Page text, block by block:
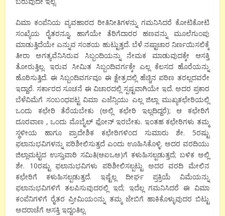
ವಿಮಾ ಕಂಪೆನಿಯ ವ್ಯವಹಾರದ ರೀತಿನೀತಿಗಳನ್ನು ಗಮನಿಸಿದರೆ ಕೋಟಿಕೋಟಿ
ಸಂಖ್ಯೆಯ ರೈತರನ್ನೂ, ಹಾಗೆಯೇ ತೆರಿಗೆದಾರರ ಹಣವನ್ನು ಮೂಲೆಗುಂಪು
ಮಾಡುತ್ತಿದೆಯೇ ಎನ್ನುವ ಸಂಶಯ ಹುಟ್ಟುತ್ತದೆ. ಬೆಳೆ ನಷ್ಟಾಚಾರ ನಿರ್ಣಯಿಸಲಿಕ್ಕೆ
ತೀರಾ ಅಗತ್ಯವೆನಿಸಿರುವ ಸಿಬ್ಬಂದಿಯನ್ನು ನೇಮಕ ಮಾಡುವುದಕ್ಕೇ ಆಸಕ್ತಿ
ತೋರುತ್ತಿಲ್ಲ. ಇರುವ ಸೀಮಿತ ಸಿಬ್ಬಂದಿವರ್ಗಕ್ಕೇ ಎಲ್ಲ ಕೆಲಸದ ಹೊರೆಯನ್ನು
ಹೊರಿಸುತ್ತಿದೆ. ಈ ಸಿಬ್ಬಂದಿವರ್ಗವೂ ಈ ಕ್ಷೇತ್ರದಲ್ಲಿ ಹೆಚ್ಚಿನ ಪರಿಣ ತರಲ್ಲದವರೇ
ಇದ್ದಾರೆ. ಸರ್ಕಾರದ ಸೂಚನೆ ಈ ವಿಚಾರದಲ್ಲಿ ಸ್ಪಷ್ಟವಾಗಿಯೇ ಇದೆ. ಅದರ ಪ್ರಕಾರ
ಬೆಳೆವಿಮೆಗೆ ಸಂಬಂಧಪಟ್ಟ ವಿಮಾ ಎಜೆನ್ಸಿಯು ಎಲ್ಲ ಜಿಲ್ಲಾ ಮುಖ್ಯಕಛೇರಿಯಲ್ಲಿ
ಒಂದು ಕಛೇರಿ ತೆರೆಯಬೇಕು (ಅಲ್ಲಿ ಕಛೇರಿ ಇಲ್ಲದಿದ್ದರೆ); ಆ ಕಛೇರಿಗೆ
ದೂರವಾಣ , ಒಂದು ಮೊಬೈಲ್ ಫೋನ್ ಇರಬೇಕು. ಇಂತಹ ಕಛೇರಿಗಳು ತಮ್ಮ
ಸ್ಥಳೀಯ ಹಾಗೂ ಪ್ರಾದೇಶಿಕ ಕಛೇರಿಗಳಿಂದ ಸುಮಾರು ಶೇ. 5ರಷ್ಟು
ಫಲಾನುಭವಿಗಳನ್ನು ಪರಿಶೀಲಿಸುತ್ತದೆ ಎಂದು ಊಹಿಸಿಕೊಳ್ಳಿ. ಅದರ ವರದಿಯು
ಜಿಲ್ಲಾಮಟ್ಟದ ಉಸ್ತುವಾರಿ ಸಮಿತಿ(ಆಐಒಅ)ಗೆ ಕಳುಹಿಸಲ್ಪಡುತ್ತದೆ; ಬಳಿಕ ಅಲ್ಲಿ
ಶೇ. 10ರಷ್ಟು ಫಲಾನುಭವಿಗಳು ಪರಿಶೀಲಿಸಲ್ಪಟ್ಟು ಅದರ ವರದಿ ಮೇಲಿನ
ಕಛೇರಿಗೆ ಕಳುಹಿಸಲ್ಪಡುತ್ತದೆ. ಇಷ್ಟೆಲ್ಲ ದೀರ್ಘ ಪ್ರಕ್ರಿಯೆ ವಿಮೆಯನ್ನು
ಫಲಾನುಭವಿಗಳಿಗೆ ತಲಪಿಸುವುದರಲ್ಲಿ ಇದೆ; ಇದೆಲ್ಲ ಗಮನಿಸಿದರೆ ಈ ವಿಮಾ
ಕಂಪೆನಿಗಳಿಗೆ ರೈತರ ಪ್ರೀಮಿಯಂನ್ನು ತಮ್ಮ ಜೇಬಿಗೆ ಹಾಕಿಕೊಳ್ಳುವುದರ ಬಿಟ್ಟು
ಅದರಾಚೆಗೆ ಆಸಕ್ತಿ ಇದ್ದಂತಿಲ್ಲ.